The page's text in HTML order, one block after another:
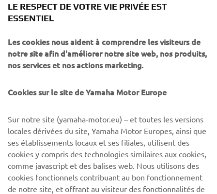
creativity of Back to the Drawing Board and sought to
understand future motorcycle trends. One design from
of a local Yamaha distributor, a local customizer and a
motorcycle journalist, and then brought to life by a
customizer.
DISCOVER MORE
.
LE RESPECT DE VOTRE VIE PRIVÉE EST
ESSENTIEL
Les cookies nous aident à comprendre les visiteurs de
notre site afin d'améliorer notre site web, nos produits,
nos services et nos actions marketing.
Cookies sur le site de Yamaha Motor Europe
Sur notre site (yamaha-motor.eu) – et toutes les versions
locales dérivées du site, Yamaha Motor Europes, ainsi que
ses établissements locaux et ses filiales, utilisent des
cookies y compris des technologies similaires aux cookies,
comme javascript et des balises web. Nous utilisons des
cookies fonctionnels contribuant au bon fonctionnement
de notre site, et offrant au visiteur des fonctionnalités de